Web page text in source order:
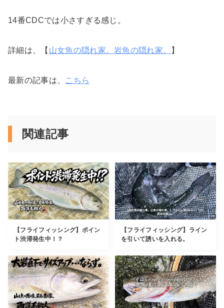
14番CDCでは小さすぎる感じ。
詳細は、【 山女魚の隠れ家。岩魚の隠れ家。 】
最新の記事は、 こちら
関連記事
【フライフィッシング】ポイン
ト渋滞発生中！？
【フライフィッシング】ライン
を引いて誘いを入れる。